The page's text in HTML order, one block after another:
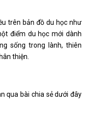
trên bản đồ du học như
điểm du học mới dành
sống trong lành, thiên
thiện.
qua bài chia sẻ dưới đây